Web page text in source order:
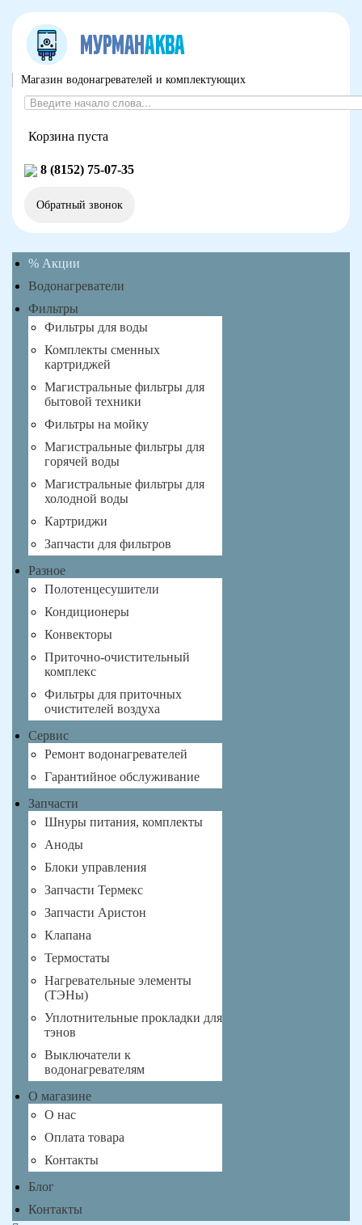
Магазин водонагревателей и комплектующих
Корзина пуста
8 (8152) 75-07-35
Обратный звонок
% Акции
Водонагреватели
Фильтры
Фильтры для воды
Комплекты сменных
картриджей
Магистральные фильтры для
бытовой техники
Фильтры на мойку
Магистральные фильтры для
горячей воды
Магистральные фильтры для
холодной воды
Картриджи
Запчасти для фильтров
Разное
Полотенцесушители
Кондиционеры
Конвекторы
Приточно-очистительный
комплекс
Фильтры для приточных
очистителей воздуха
Сервис
Ремонт водонагревателей
Гарантийное обслуживание
Запчасти
Шнуры питания, комплекты
Аноды
Блоки управления
Запчасти Термекс
Запчасти Аристон
Клапана
Термостаты
Нагревательные элементы
(ТЭНы)
Уплотнительные прокладки для
тэнов
Выключатели к
водонагревателям
О магазине
О нас
Оплата товара
Контакты
Блог
Контакты